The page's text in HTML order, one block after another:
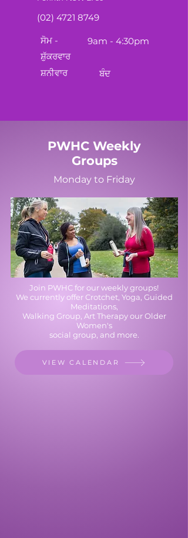
(02) 4721 8749
ਸੋਮ -
ਸ਼ੁੱਕਰਵਾਰ
9am - 4:30pm
ਸ਼ਨੀਵਾਰ ਬੰਦ
PWHC Weekly
Groups
Monday to Friday
Join PWHC for our weekly groups!
We currently offer Crotchet, Yoga, Guided
Meditations,
Walking Group, Art Therapy ourOlder
Women's
social group, and more.
VIEW CALENDAR